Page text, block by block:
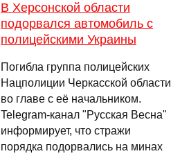
В Херсонской области
подорвался автомобиль с
полицейскими Украины
Погибла группа полицейских
Нацполиции Черкасской области
во главе с её начальником.
Telegram-канал "Русская Весна"
информирует, что стражи
порядка подорвались на минах